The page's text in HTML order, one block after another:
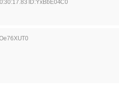
ID:YxBbE04C0